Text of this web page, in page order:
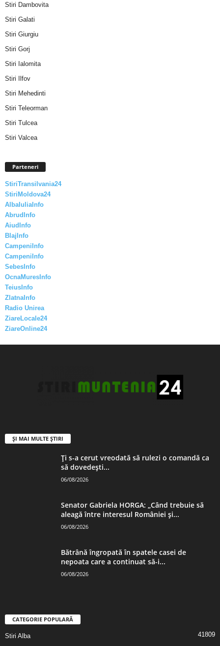
Stiri Dambovita
Stiri Galati
Stiri Giurgiu
Stiri Gorj
Stiri Ialomita
Stiri Ilfov
Stiri Mehedinti
Stiri Teleorman
Stiri Tulcea
Stiri Valcea
Parteneri
StiriTransilvania24
StiriMoldova24
AlbaIuliaInfo
AbrudInfo
AiudInfo
BlajInfo
CampeniInfo
CampeniInfo
SebesInfo
OcnaMuresInfo
TeiusInfo
ZlatnaInfo
Radio Unirea
ZiareLocale24
ZiareOnline24
ȘI MAI MULTE ȘTIRI
Ți s-a cerut vreodată să rulezi o comandă ca
să dovedești...
06/08/2026
Senator Gabriela HORGA: „Când trebuie să
aleagă între interesul României și...
06/08/2026
Bătrână îngropată în spatele casei de
nepoata care a continuat să-i...
06/08/2026
CATEGORIE POPULARĂ
Stiri Alba
41809